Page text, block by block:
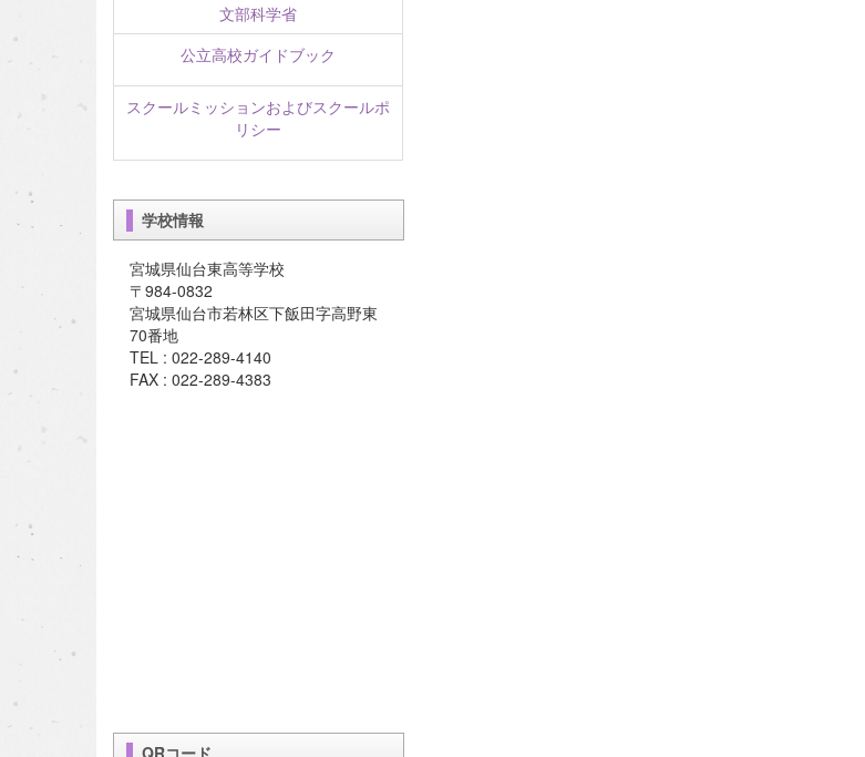
文部科学省
公立高校ガイドブック
スクールミッションおよびスクールポ
リシー
学校情報
宮城県仙台東高等学校
〒984-0832
宮城県仙台市若林区下飯田字高野東
70番地
TEL : 022-289-4140
FAX : 022-289-4383
QRコード